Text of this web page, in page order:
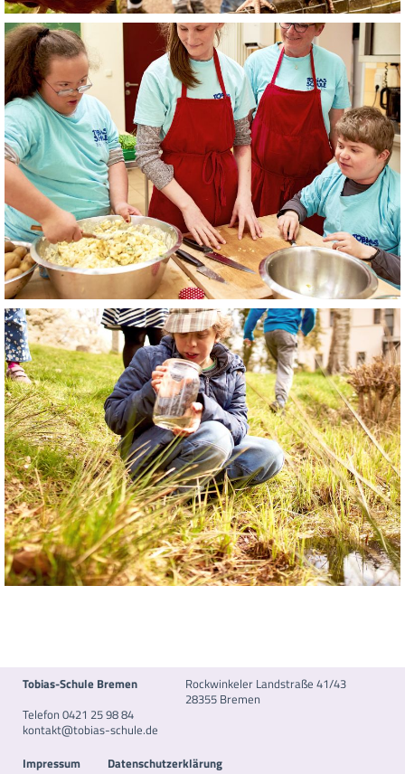
Tobias-Schule Bremen
Telefon 0421 25 98 84
kontakt@tobias-schule.de
Rockwinkeler Landstraße 41/43
28355 Bremen
Impressum Datenschutzerklärung